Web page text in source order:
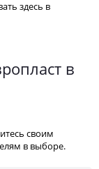
здесь в
в
своим
в выборе.